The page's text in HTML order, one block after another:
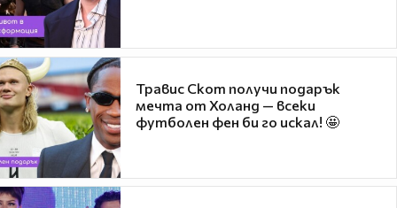
Травис Скот получи подарък
мечта от Холанд — всеки
футболен фен би го искал! 🤩